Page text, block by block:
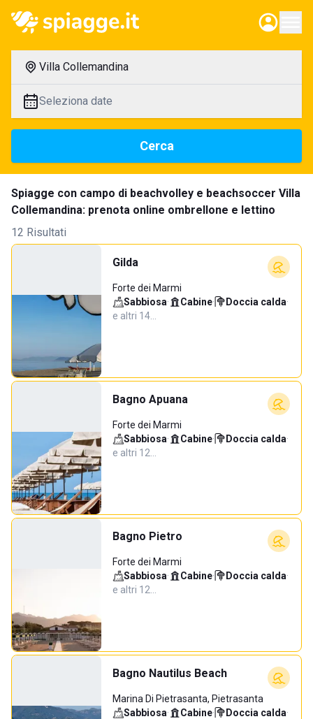
Villa Collemandina
Seleziona date
Cerca
Spiagge con campo di beachvolley e beachsoccer Villa
Collemandina: prenota online ombrellone e lettino
12 Risultati
Gilda
Forte dei Marmi
Sabbiosa· Cabine· Doccia calda·
e altri 14…
Bagno Apuana
Forte dei Marmi
Sabbiosa· Cabine· Doccia calda·
e altri 12…
Bagno Pietro
Forte dei Marmi
Sabbiosa· Cabine· Doccia calda·
e altri 12…
Bagno Nautilus Beach
Marina Di Pietrasanta, Pietrasanta
Sabbiosa· Cabine· Doccia calda·